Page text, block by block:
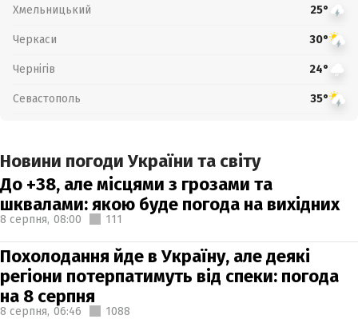
Хмельницький 25°
Черкаси 30°
Чернігів 24°
Севастополь 35°
Новини погоди України та світу
До +38, але місцями з грозами та
шквалами: якою буде погода на вихідних
8 серпня, 08:00 111
Похолодання йде в Україну, але деякі
регіони потерпатимуть від спеки: погода
на 8 серпня
8 серпня, 06:46 1088